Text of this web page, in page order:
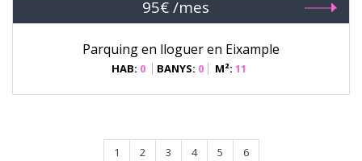
95€ /mes
Parquing en lloguer en Eixample
HAB: 0 BANYS: 0 M²: 11
1 2 3 4 5 6